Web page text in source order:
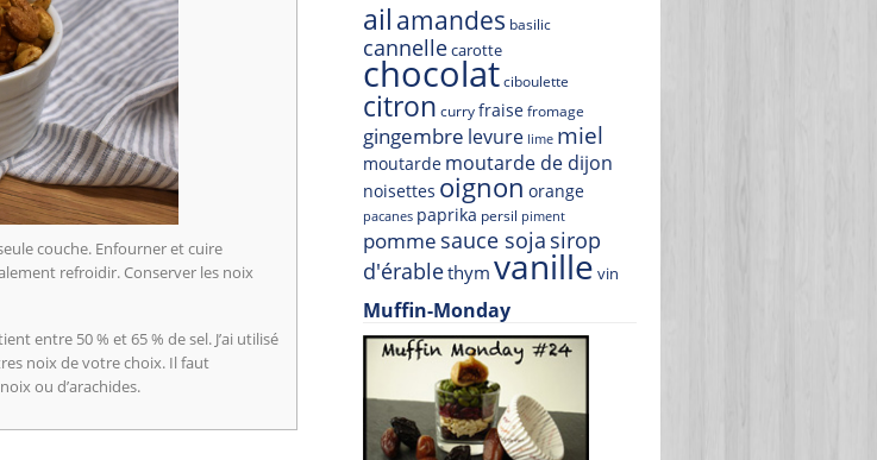
couche. Enfourner et cuire
refroidir. Conserver les noix
entre 50 % et 65 % de sel. J’ai utilisé
noix de votre choix. Il faut
ou d’arachides.
ail amandes basilic
cannellecarotte
chocolat ciboulette
citron curryfraisefromage
gingembre levure lime miel
moutarde moutarde de dijon
noisettes oignon orange
pacanes paprika persil piment
pomme sauce soja sirop
d'érablethym vanille vin
Muffin-Monday